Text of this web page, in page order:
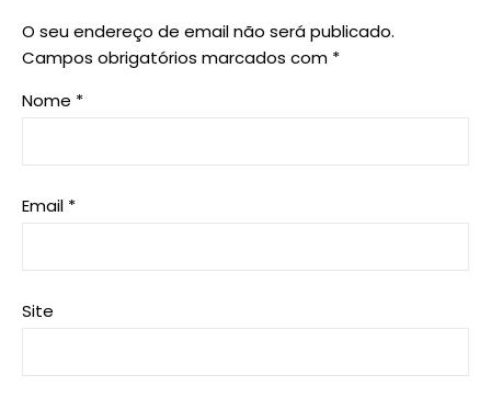
O seu endereço de email não será publicado.
Campos obrigatórios marcados com *
Nome *
Email *
Site